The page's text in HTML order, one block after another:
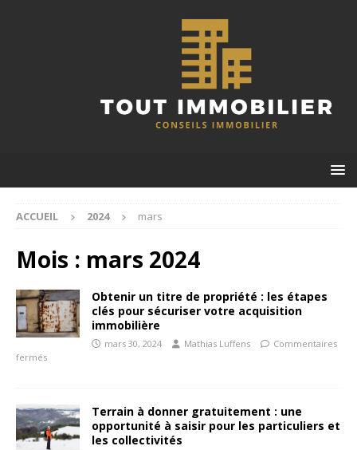
ACCUEIL 2024 mars
Mois : mars 2024
Obtenir un titre de propriété : les étapes
clés pour sécuriser votre acquisition
immobilière
mars 30, 2024 Mathias Luffens
Commentaires
fermés
Terrain à donner gratuitement : une
opportunité à saisir pour les particuliers et
les collectivités